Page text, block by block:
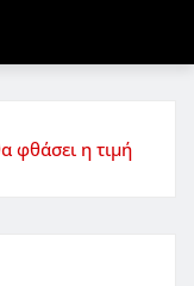
φθάσει η τιμή